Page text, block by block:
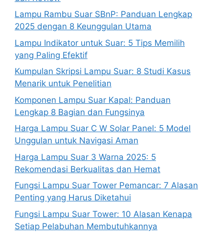
Lampu Rambu Suar SBnP: Panduan Lengkap
2025 dengan 8 Keunggulan Utama
Lampu Indikator untuk Suar: 5 Tips Memilih
yang Paling Efektif
Kumpulan Skripsi Lampu Suar: 8 Studi Kasus
Menarik untuk Penelitian
Komponen Lampu Suar Kapal: Panduan
Lengkap 8 Bagian dan Fungsinya
Harga Lampu Suar C W Solar Panel: 5 Model
Unggulan untuk Navigasi Aman
Harga Lampu Suar 3 Warna 2025: 5
Rekomendasi Berkualitas dan Hemat
Fungsi Lampu Suar Tower Pemancar: 7 Alasan
Penting yang Harus Diketahui
Fungsi Lampu Suar Tower: 10 Alasan Kenapa
Setiap Pelabuhan Membutuhkannya